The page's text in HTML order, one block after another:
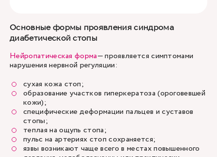
Основные формы проявления синдрома
диабетической стопы
Нейропатическая форма— проявляется симптомами
нарушения нервной регуляции:
сухая кожа стоп;
образование участков гиперкератоза (ороговевшей
кожи);
специфические деформации пальцев и суставов
стопы;
теплая на ощупь стопа;
пульс на артериях стоп сохраняется;
язвы возникают чаще всего в местах повышенного